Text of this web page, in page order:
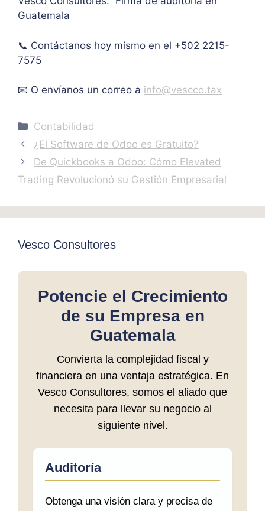
IVA.
graci
Guatemala
📞 Contáctanos hoy mismo en el +502 2215-
7575
📧 O envíanos un correo a info@vescco.tax
Categories
Contabilidad
¿El Software de Odoo es Gratuito?
De Quickbooks a Odoo: Cómo Elevated
Trading Revolucionó su Gestión Empresarial
Vesco Consultores
Potencie el Crecimiento
de su Empresa en
Guatemala
Convierta la complejidad fiscal y
financiera en una ventaja estratégica. En
Vesco Consultores, somos el aliado que
necesita para llevar su negocio al
siguiente nivel.
Auditoría
Obtenga una visión clara y precisa de